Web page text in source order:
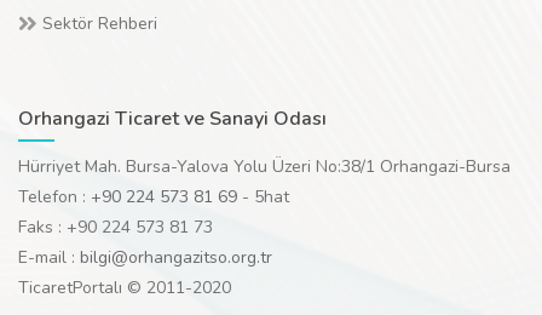
Sektör Rehberi
Orhangazi Ticaret ve Sanayi Odası
Hürriyet Mah. Bursa-Yalova Yolu Üzeri No:38/1 Orhangazi-Bursa
Telefon : +90 224 573 81 69 - 5hat
Faks : +90 224 573 81 73
E-mail : bilgi@orhangazitso.org.tr
TicaretPortalı © 2011-2020